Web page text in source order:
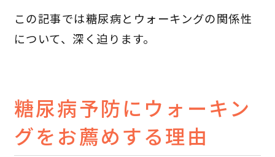
この記事では糖尿病とウォーキングの関係性
について、深く迫ります。
糖尿病予防にウォーキン
グをお薦めする理由